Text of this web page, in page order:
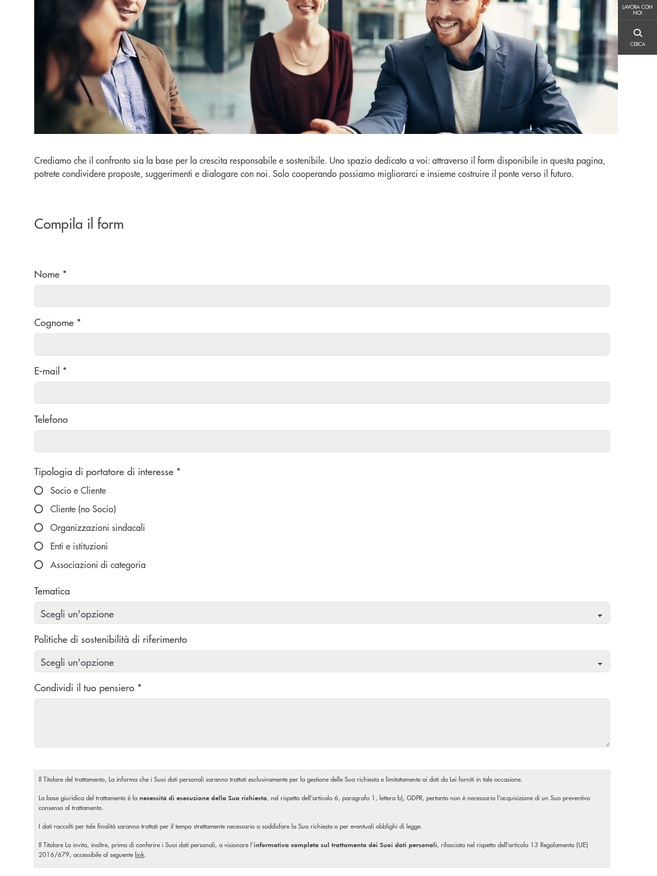
LAVORA CON
NOI
LAVORA CON NOI
CERCA
CERCA
Crediamo che il confronto sia la base per la crescita responsabile e sostenibile. Uno spazio dedicato a voi: attraverso il form disponibile in questa pagina,
potrete condividere proposte, suggerimenti e dialogare con noi. Solo cooperando possiamo migliorarci e insieme costruire il ponte verso il futuro.
Compila il form
Nome *
Cognome *
E-mail *
Telefono
Scegliere un'opzione
Tipologia di portatore di interesse *
Socio e Cliente
Cliente (no Socio)
Organizzazioni sindacali
Enti e istituzioni
Associazioni di categoria
Tematica
Politiche di sostenibilità di riferimento
Condividi il tuo pensiero *
Il Titolare del trattamento, La informa che i Suoi dati personali saranno trattati esclusivamente per la gestione delle Sua richiesta e limitatamente ai dati da Lei forniti in tale occasione.
La base giuridica del trattamento è la necessità di esecuzione della Sua richiesta, nel rispetto dell’articolo 6, paragrafo 1, lettera b), GDPR, pertanto non è necessaria l’acquisizione di un Suo preventivo
consenso al trattamento.
I dati raccolti per tale finalità saranno trattati per il tempo strettamente necessario a soddisfare la Sua richiesta o per eventuali obblighi di legge.
Il Titolare La invita, inoltre, prima di conferire i Suoi dati personali, a visionare l’informativa completa sul trattamento dei Suoi dati personali, rilasciata nel rispetto dell’articolo 13 Regolamento (UE)
2016/679, accessibile al seguente link.